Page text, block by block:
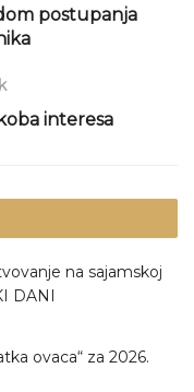
postupanja
interesa
na sajamskoj
DANI
ovaca“ za 2026.